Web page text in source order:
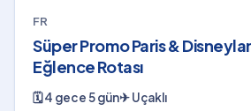
FR
Süper Promo Paris &
Eğlence Rotası
🗓4 gece 5 gün✈Uçaklı